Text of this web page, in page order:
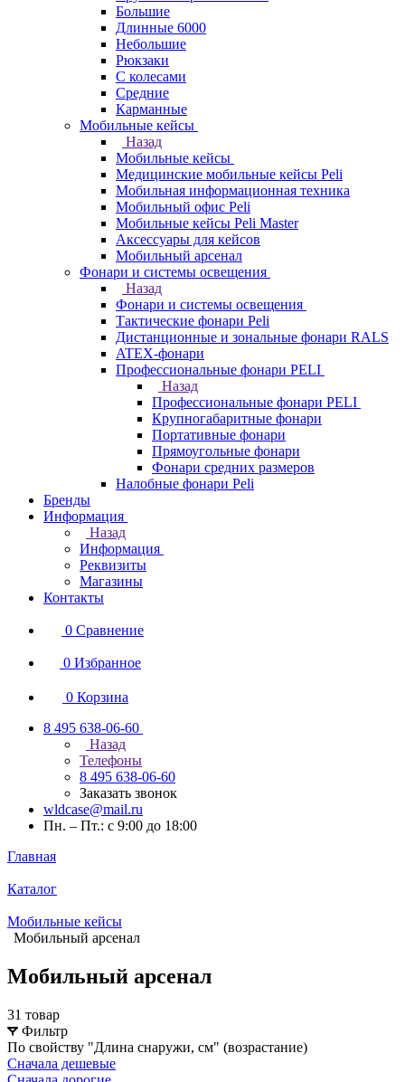
Большие
Длинные 6000
Небольшие
Рюкзаки
С колесами
Средние
Карманные
Мобильные кейсы
Назад
Мобильные кейсы
Медицинские мобильные кейсы Peli
Мобильная информационная техника
Мобильный офис Peli
Мобильные кейсы Peli Master
Аксессуары для кейсов
Мобильный арсенал
Фонари и системы освещения
Назад
Фонари и системы освещения
Тактические фонари Peli
Дистанционные и зональные фонари RALS
ATEX-фонари
Профессиональные фонари PELI
Назад
Профессиональные фонари PELI
Крупногабаритные фонари
Портативные фонари
Прямоугольные фонари
Фонари средних размеров
Налобные фонари Peli
Бренды
Информация
Назад
Информация
Реквизиты
Магазины
Контакты
0 Сравнение
0 Избранное
0 Корзина
8 495 638-06-60
Назад
Телефоны
8 495 638-06-60
Заказать звонок
wldcase@mail.ru
Пн. – Пт.: с 9:00 до 18:00
Главная
Каталог
Мобильные кейсы
Мобильный арсенал
Мобильный арсенал
31 товар
Фильтр
По свойству "Длина снаружи, см" (возрастание)
Сначала дешевые